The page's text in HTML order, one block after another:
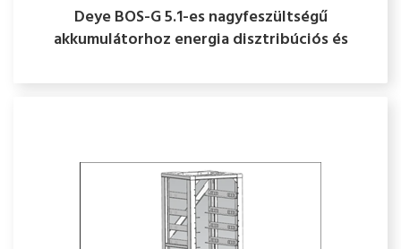
Deye BOS-G 5.1-es nagyfeszültségű
akkumulátorhoz energia disztribúciós és